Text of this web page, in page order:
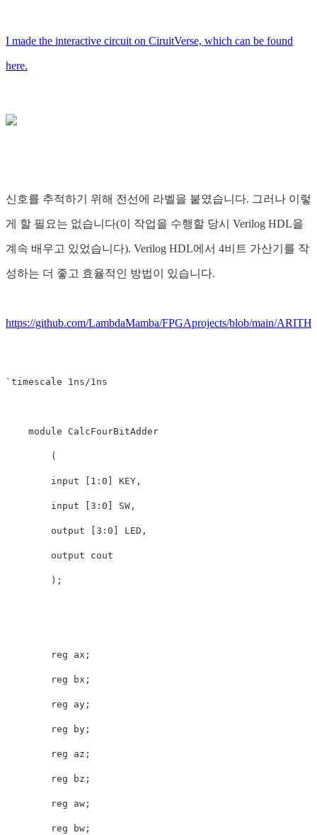
I made the interactive circuit on CiruitVerse, which can be found
here.
신호를 추적하기 위해 전선에 라벨을 붙였습니다. 그러나 이렇
게 할 필요는 없습니다(이 작업을 수행할 당시 Verilog HDL을
계속 배우고 있었습니다). Verilog HDL에서 4비트 가산기를 작
성하는 더 좋고 효율적인 방법이 있습니다.
https://github.com/LambdaMamba/FPGAprojects/blob/main/
`timescale 1ns/1ns
    module CalcFourBitAdder
        (
        input [1:0] KEY,
        input [3:0] SW,
        output [3:0] LED,
        output cout
        );
        reg ax;
        reg bx;
        reg ay;
        reg by;
        reg az;
        reg bz;
        reg aw;
        reg bw;